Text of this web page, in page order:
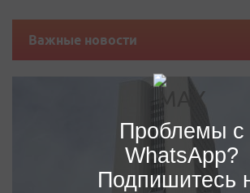
Важные новости
Проблемы с
WhatsApp?
Подпишитесь